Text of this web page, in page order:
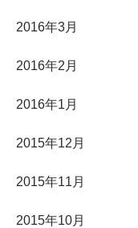
2016年3月
2016年2月
2016年1月
2015年12月
2015年11月
2015年10月